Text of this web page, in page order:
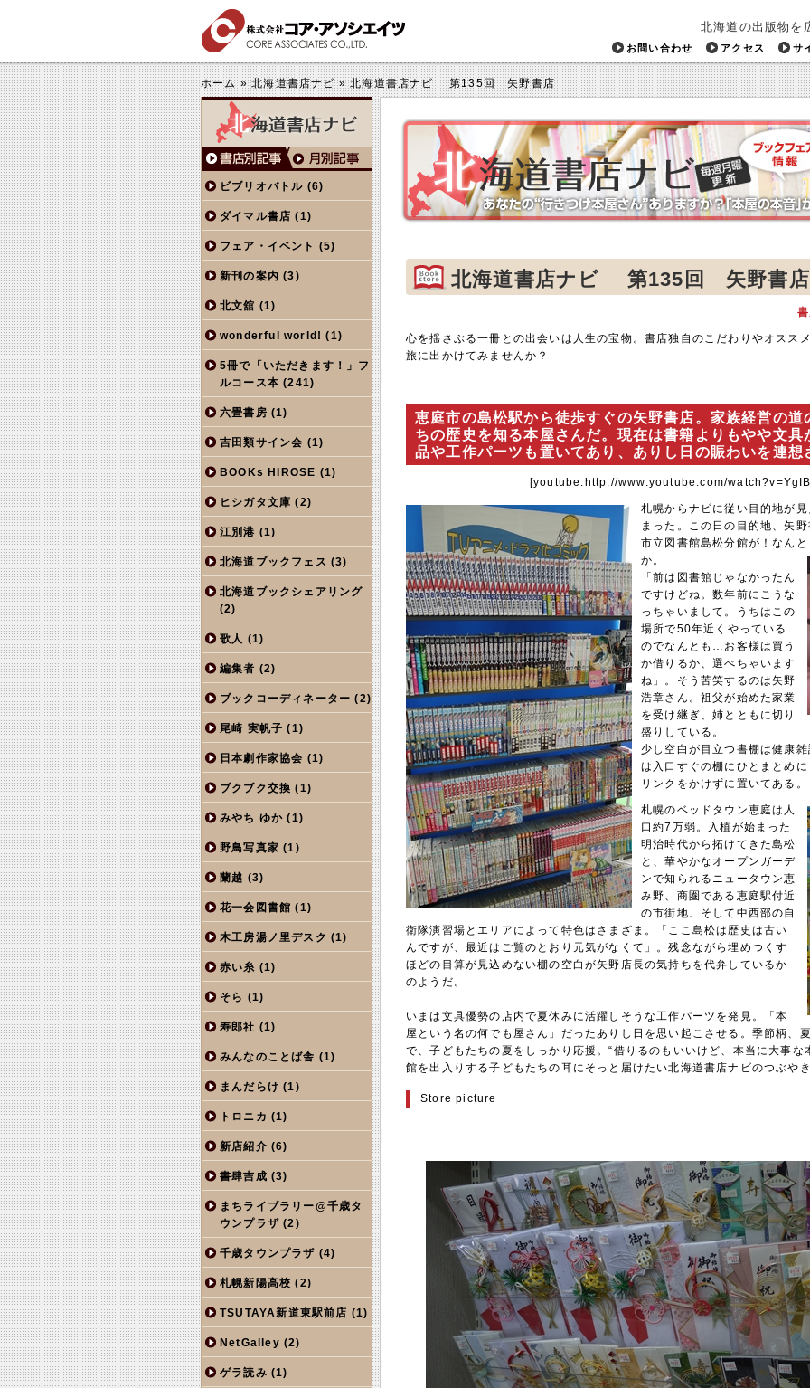
北海道の出版物を
お問い合わせ アクセス サ
ホーム»北海道書店ナビ»北海道書店ナビ 第135回 矢野書店
北海道書店ナビ 第135回 矢野書店
心を揺さぶる一冊との出会いは人生の宝物。書店独自のこだわりやオスス
旅に出かけてみませんか？
恵庭市の島松駅から徒歩すぐの矢野書店。家族経営の
ちの歴史を知る本屋さんだ。現在は書籍よりもやや文
品や工作パーツも置いてあり、ありし日の賑わいを連
[youtube:http://www.youtube.com/
札幌からナビに従い目的地が
まった。この日の目的地、矢
市立図書館島松分館が！なん
か。
「前は図書館じゃなかったん
ですけどね。数年前にこうな
っちゃいまして。うちはこの
場所で50年近くやっている
のでなんとも…お客様は買う
か借りるか、選べちゃいます
ね」。そう苦笑するのは矢野
浩章さん。祖父が始めた家業
を受け継ぎ、姉とともに切り
盛りしている。
少し空白が目立つ書棚は健康
は入口すぐの棚にひとまとめ
リンクをかけずに置いてある。
札幌のベッドタウン恵庭は人
口約7万弱。入植が始まった
明治時代から拓けてきた島松
と、華やかなオープンガーデ
ンで知られるニュータウン恵
み野、商圏である恵庭駅付近
の市街地、そして中西部の自
衛隊演習場とエリアによって特色はさまざま。「ここ島松は歴史は古い
んですが、最近はご覧のとおり元気がなくて」。残念ながら埋めつくす
ほどの目算が見込めない棚の空白が矢野店長の気持ちを代弁しているか
のようだ。
いまは文具優勢の店内で夏休みに活躍しそうな工作パーツを発見。「本
屋という名の何でも屋さん」だったありし日を思い起こさせる。季節柄、
で、子どもたちの夏をしっかり応援。“借りるのもいいけど、本当に大事な
館を出入りする子どもたちの耳にそっと届けたい北海道書店ナビのつぶや
Store picture
ビブリオバトル (6)
ダイマル書店 (1)
フェア・イベント (5)
新刊の案内 (3)
北文舘 (1)
wonderful world! (1)
5冊で「いただきます！」フ
ルコース本 (241)
六畳書房 (1)
吉田類サイン会 (1)
BOOKs HIROSE (1)
ヒシガタ文庫 (2)
江別港 (1)
北海道ブックフェス (3)
北海道ブックシェアリング
(2)
歌人 (1)
編集者 (2)
ブックコーディネーター (2)
尾崎 実帆子 (1)
日本劇作家協会 (1)
ブクブク交換 (1)
みやち ゆか (1)
野鳥写真家 (1)
蘭越 (3)
花一会図書館 (1)
木工房湯ノ里デスク (1)
赤い糸 (1)
そら (1)
寿郎社 (1)
みんなのことば舎 (1)
まんだらけ (1)
トロニカ (1)
新店紹介 (6)
書肆吉成 (3)
まちライブラリー@千歳タ
ウンプラザ (2)
千歳タウンプラザ (4)
札幌新陽高校 (2)
TSUTAYA新道東駅前店 (1)
NetGalley (2)
ゲラ読み (1)